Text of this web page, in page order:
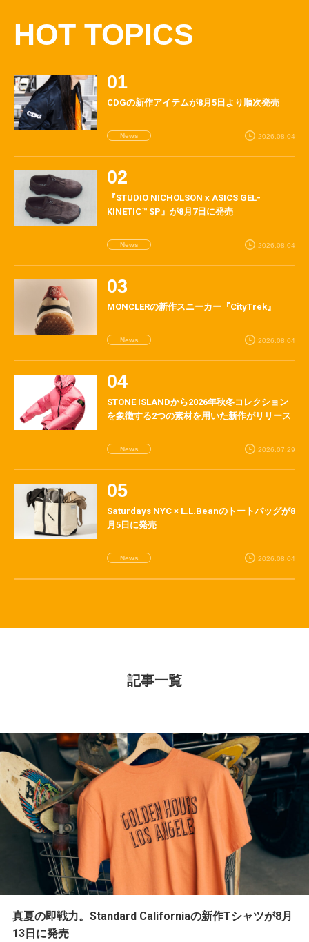
HOT TOPICS
CDGの新作アイテムが8月5日より順次発売
News 2026.08.04
『STUDIO NICHOLSON x ASICS GEL-
KINETIC™ SP』が8月7日に発売
News 2026.08.04
MONCLERの新作スニーカー『CityTrek』
News 2026.08.04
STONE ISLANDから2026年秋冬コレクション
を象徴する2つの素材を用いた新作がリリース
News 2026.07.29
Saturdays NYC × L.L.Beanのトートバッグが8
月5日に発売
News 2026.08.04
記事一覧
真夏の即戦力。Standard Californiaの新作Tシャツが8月
13日に発売